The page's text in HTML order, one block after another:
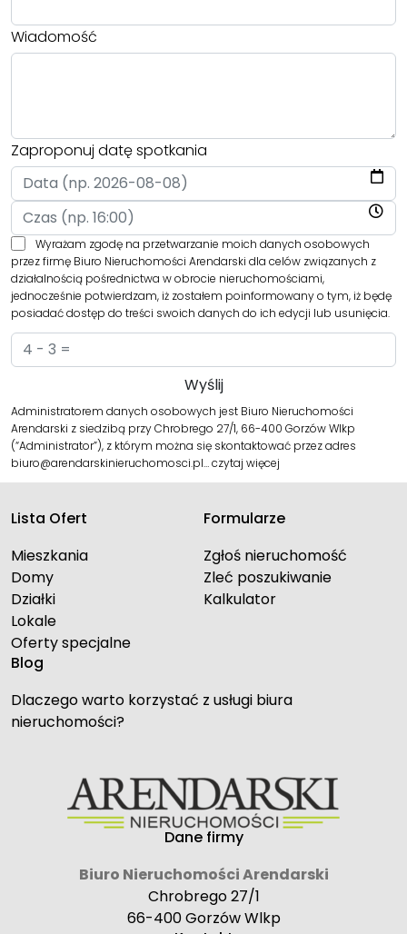
Wiadomość
Zaproponuj datę spotkania
Wyrażam zgodę na przetwarzanie moich danych osobowych
przez firmę Biuro Nieruchomości Arendarski dla celów związanych z
działalnością pośrednictwa w obrocie nieruchomościami,
jednocześnie potwierdzam, iż zostałem poinformowany o tym, iż będę
posiadać dostęp do treści swoich danych do ich edycji lub usunięcia.
Administratorem danych osobowych jest Biuro Nieruchomości
Arendarski z siedzibą przy Chrobrego 27/1, 66-400 Gorzów Wlkp
(“Administrator”), z którym można się skontaktować przez adres
biuro@arendarskinieruchomosci.pl…czytaj więcej
Lista Ofert
Mieszkania
Domy
Działki
Lokale
Oferty specjalne
Formularze
Zgłoś nieruchomość
Zleć poszukiwanie
Kalkulator
Blog
Dlaczego warto korzystać z usługi biura
nieruchomości?
Dane firmy
Biuro Nieruchomości Arendarski
Chrobrego 27/1
66-400 Gorzów Wlkp